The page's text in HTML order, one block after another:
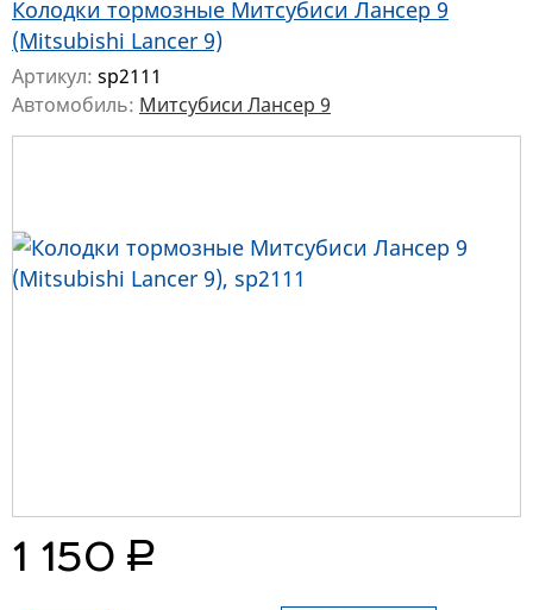
Колодки тормозные Митсубиси Лансер 9
(Mitsubishi Lancer 9)
Артикул: sp2111
Автомобиль: Митсубиси Лансер 9
1 150 руб.